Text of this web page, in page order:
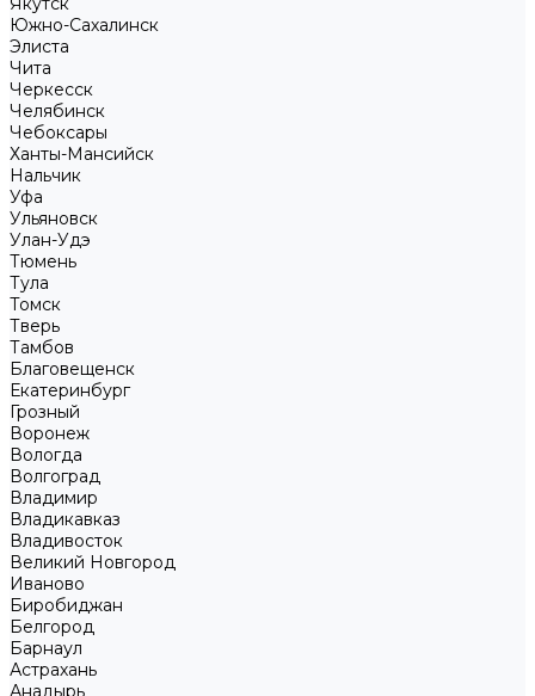
Южно-Сахалинск
Элиста
Чита
Черкесск
Челябинск
Чебоксары
Ханты-Мансийск
Нальчик
Уфа
Ульяновск
Улан-Удэ
Тюмень
Тула
Томск
Тверь
Тамбов
Благовещенск
Екатеринбург
Грозный
Воронеж
Вологда
Волгоград
Владимир
Владикавказ
Владивосток
Великий Новгород
Иваново
Биробиджан
Белгород
Барнаул
Астрахань
Анадырь